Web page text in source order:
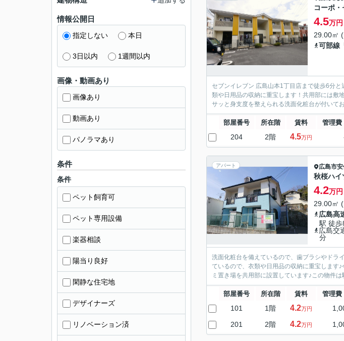
コーポ・
4.5万円
29.00㎡
可部線
セブンイレブン 広島山本1丁目店まで徒歩6分
類や日用品の収納に重宝します！共用部には敷
サッと身支度を整えられる洗面化粧台が付いて
部屋番号 所在階 賃料 管理費
204 2階 4.5万円
アパート 広島市
秋桜ハイ
4.2万円
29.00㎡
広島高
駅 徒歩
広島交
分
洗面化粧台を備えているので、歯ブラシやドラ
ているので、衣類や日用品の収納に重宝します
ミ置き場を共用部に設置しています♪この物件
部屋番号 所在階 賃料 管理費
101 1階 4.2万円
201 2階 4.2万円
情報公開日
指定しない 本日
3日以内 1週間以内
画像・動画あり
画像あり
動画あり
パノラマあり
条件
条件
ペット飼育可
ペット専用設備
楽器相談
陽当り良好
閑静な住宅地
デザイナーズ
リノベーション済